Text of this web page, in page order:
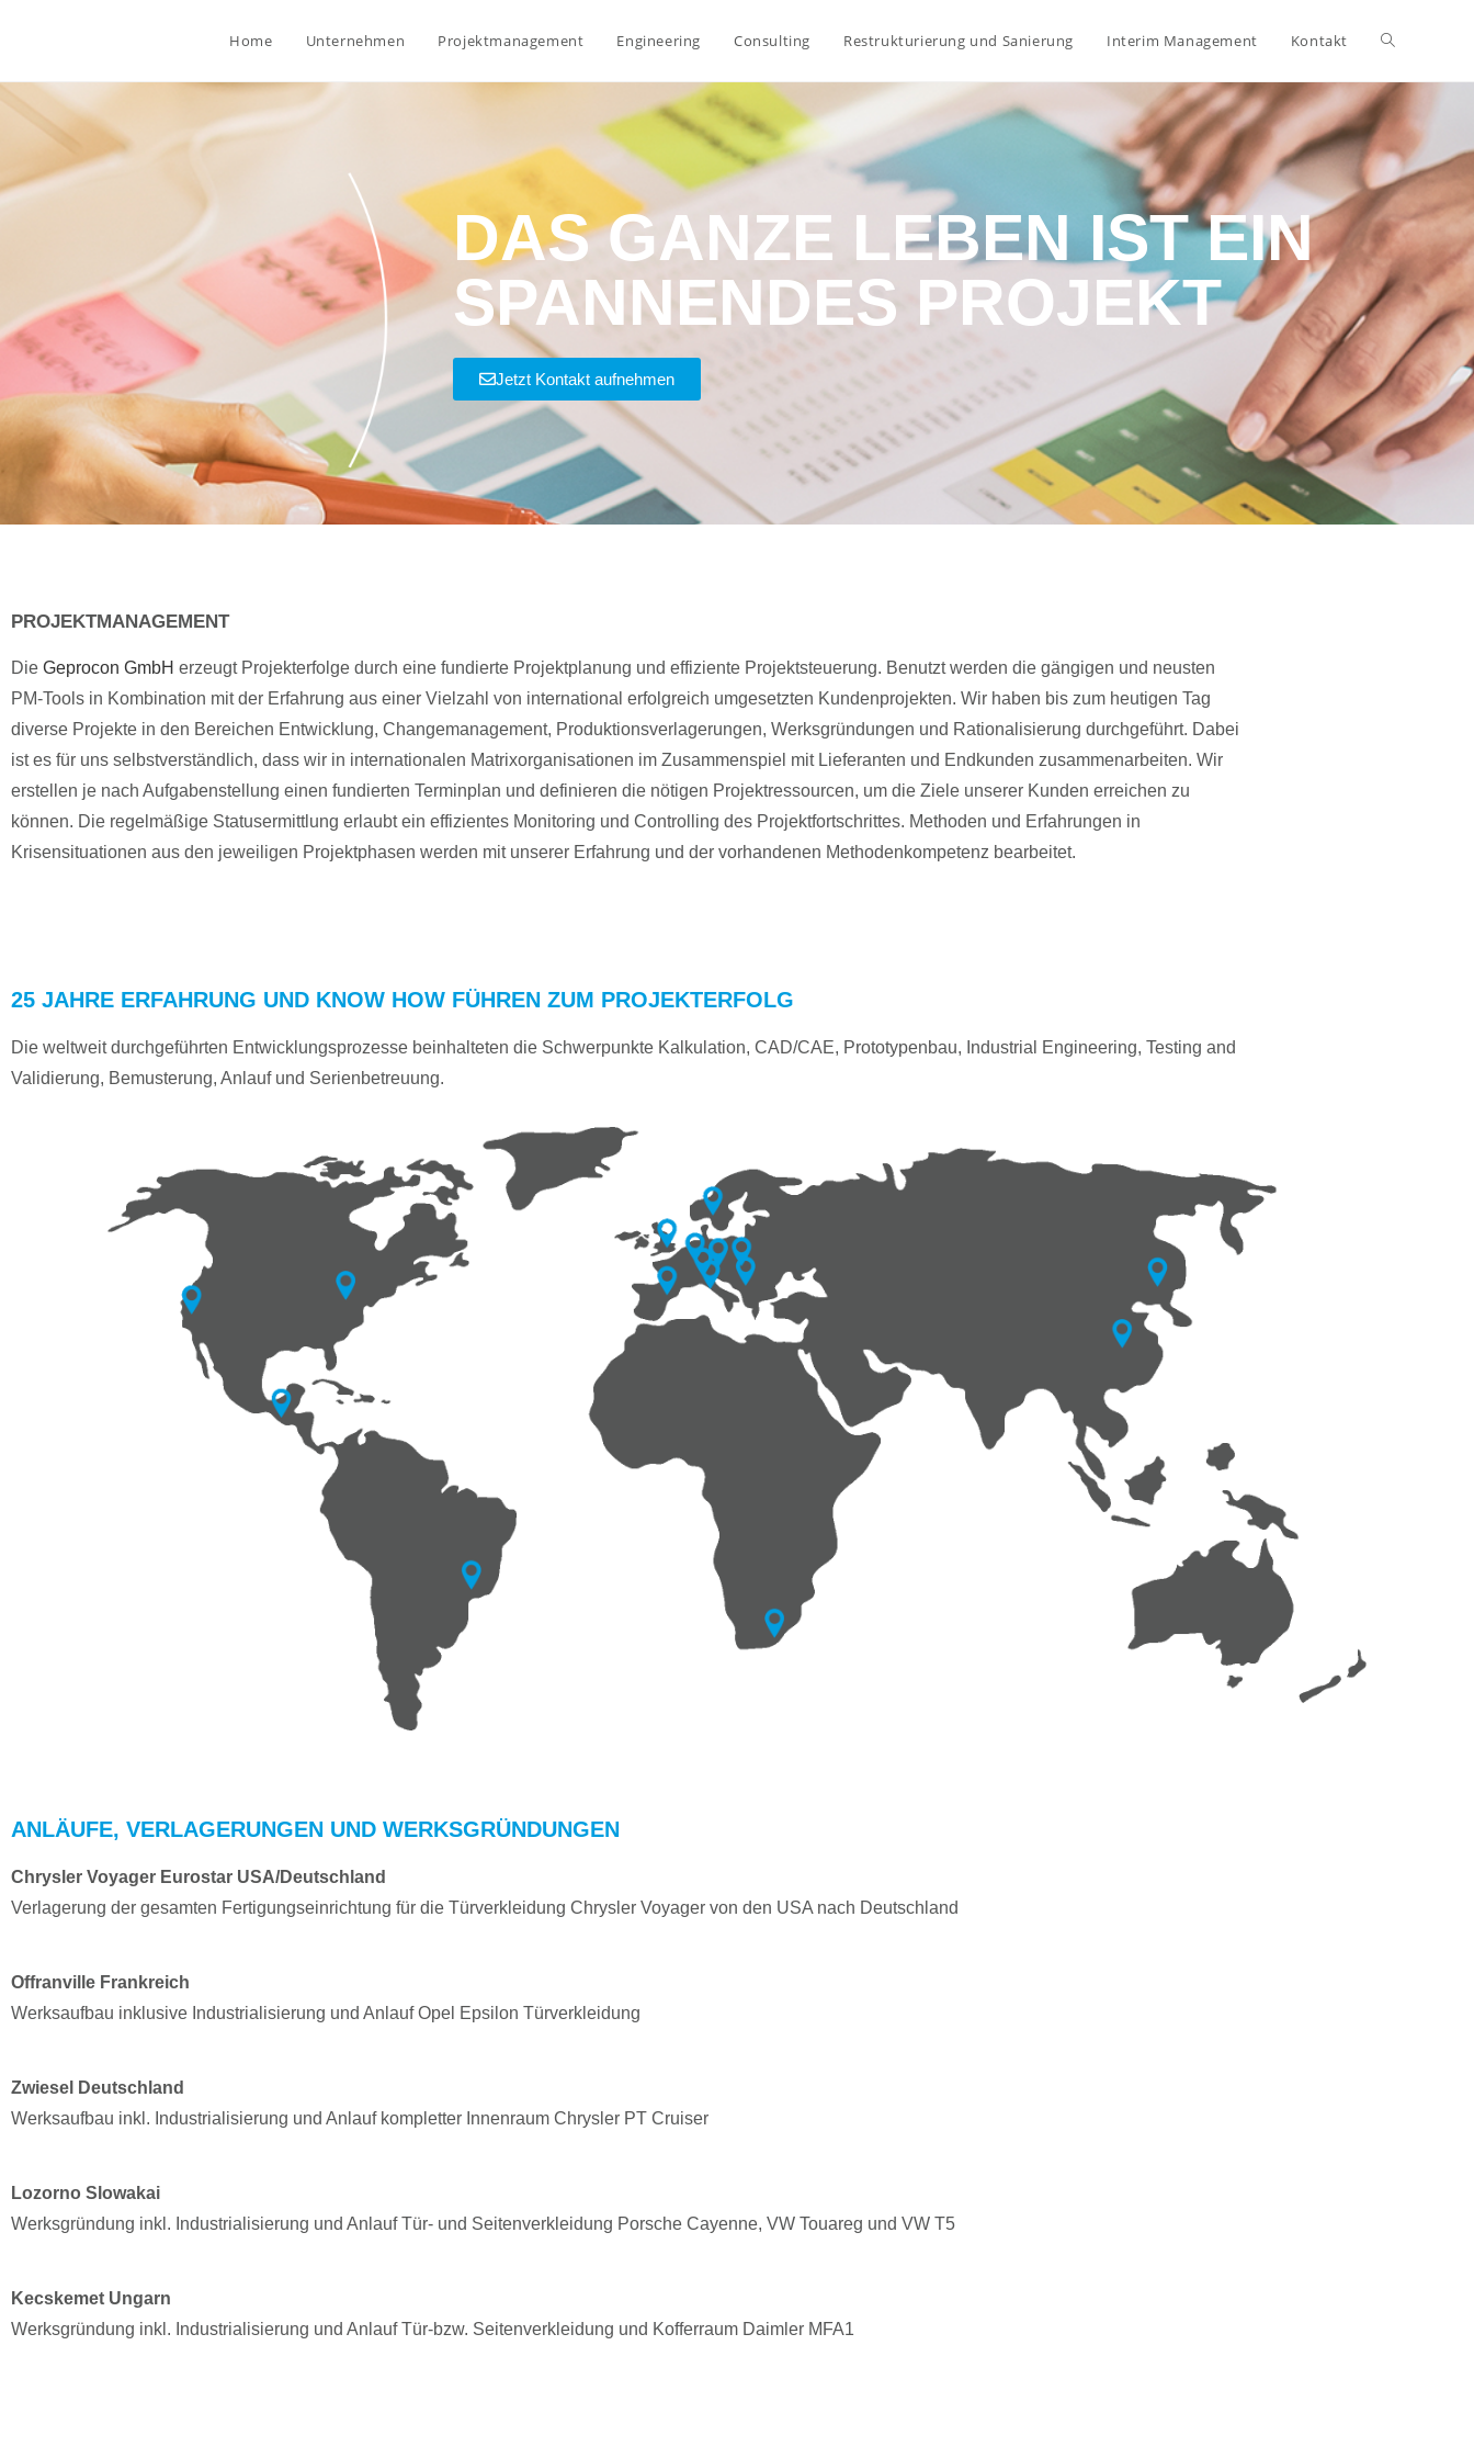
Home Unternehmen Projektmanagement Engineering Consulting Restrukturierung und Sanierung Interim Management Kontakt
DAS GANZE LEBEN IST EIN
SPANNENDES PROJEKT
Jetzt Kontakt aufnehmen
PROJEKTMANAGEMENT
Die Geprocon GmbH erzeugt Projekterfolge durch eine fundierte Projektplanung und effiziente Projektsteuerung. Benutzt werden die gängigen und neusten
PM-Tools in Kombination mit der Erfahrung aus einer Vielzahl von international erfolgreich umgesetzten Kundenprojekten. Wir haben bis zum heutigen Tag
diverse Projekte in den Bereichen Entwicklung, Changemanagement, Produktionsverlagerungen, Werksgründungen und Rationalisierung durchgeführt. Dabei
ist es für uns selbstverständlich, dass wir in internationalen Matrixorganisationen im Zusammenspiel mit Lieferanten und Endkunden zusammenarbeiten. Wir
erstellen je nach Aufgabenstellung einen fundierten Terminplan und definieren die nötigen Projektressourcen, um die Ziele unserer Kunden erreichen zu
können. Die regelmäßige Statusermittlung erlaubt ein effizientes Monitoring und Controlling des Projektfortschrittes. Methoden und Erfahrungen in
Krisensituationen aus den jeweiligen Projektphasen werden mit unserer Erfahrung und der vorhandenen Methodenkompetenz bearbeitet.
25 JAHRE ERFAHRUNG UND KNOW HOW FÜHREN ZUM PROJEKTERFOLG
Die weltweit durchgeführten Entwicklungsprozesse beinhalteten die Schwerpunkte Kalkulation, CAD/CAE, Prototypenbau, Industrial Engineering, Testing and
Validierung, Bemusterung, Anlauf und Serienbetreuung.
ANLÄUFE, VERLAGERUNGEN UND WERKSGRÜNDUNGEN
Chrysler Voyager Eurostar USA/Deutschland
Verlagerung der gesamten Fertigungseinrichtung für die Türverkleidung Chrysler Voyager von den USA nach Deutschland
Offranville Frankreich
Werksaufbau inklusive Industrialisierung und Anlauf Opel Epsilon Türverkleidung
Zwiesel Deutschland
Werksaufbau inkl. Industrialisierung und Anlauf kompletter Innenraum Chrysler PT Cruiser
Lozorno Slowakai
Werksgründung inkl. Industrialisierung und Anlauf Tür- und Seitenverkleidung Porsche Cayenne, VW Touareg und VW T5
Kecskemet Ungarn
Werksgründung inkl. Industrialisierung und Anlauf Tür-bzw. Seitenverkleidung und Kofferraum Daimler MFA1